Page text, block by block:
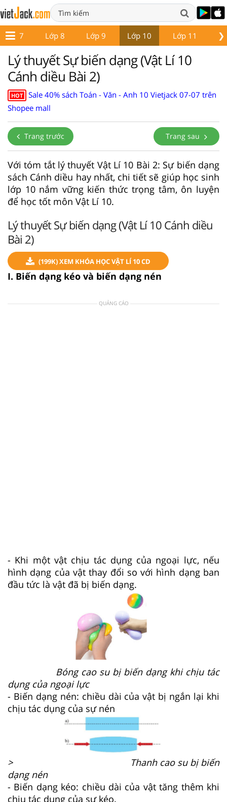
❯
Lớp 7 Lớp 8 Lớp 9 Lớp 10 Lớp 11
Lý thuyết Sự biến dạng (Vật Lí 10
Cánh diều Bài 2)
HOT
Sale 40% sách Toán - Văn - Anh 10 Vietjack 07-07 trên
Shopee mall
Trang trước Trang sau
Với tóm tắt lý thuyết Vật Lí 10 Bài 2: Sự biến dạng
sách Cánh diều hay nhất, chi tiết sẽ giúp học sinh
lớp 10 nắm vững kiến thức trọng tâm, ôn luyện
để học tốt môn Vật Lí 10.
Lý thuyết Sự biến dạng (Vật Lí 10 Cánh diều
Bài 2)
(199K) XEM KHÓA HỌC VẬT LÍ 10 CD
I. Biến dạng kéo và biến dạng nén
QUẢNG CÁO
- Khi một vật chịu tác dụng của ngoại lực, nếu
hình dạng của vật thay đổi so với hình dạng ban
đầu tức là vật đã bị biến dạng.
Bóng cao su bị biến dạng khi chịu tác
dụng của ngoại lực
- Biến dạng nén: chiều dài của vật bị ngắn lại khi
chịu tác dụng của sự nén
> Thanh cao su bị biến
dạng nén
- Biến dạng kéo: chiều dài của vật tăng thêm khi
chịu tác dụng của sự kéo.